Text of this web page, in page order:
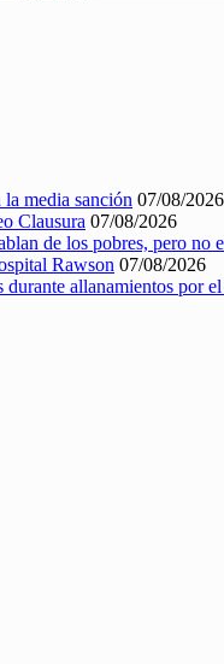
media sanción 07/08/2026
Clausura 07/08/2026
de los pobres, pero no
Rawson 07/08/2026
allanamientos por